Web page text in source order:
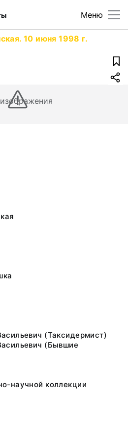
Меню
10 июня 1998 г.
(Таксидермист)
(Бывшие
научной коллекции